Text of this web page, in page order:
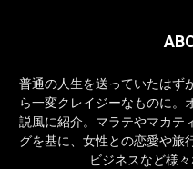
普通の人生を送っていたはず
ら一変クレイジーなものに。
説風に紹介。マラテやマカテ
グを基に、女性との恋愛や旅
ビジネスなど様